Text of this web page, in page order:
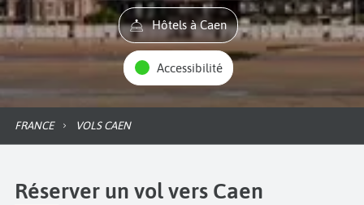
Hôtels à Caen
Accessibilité
FRANCE VOLS CAEN
Réserver un vol vers Caen